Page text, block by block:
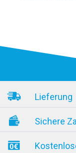
Lieferung
Sichere